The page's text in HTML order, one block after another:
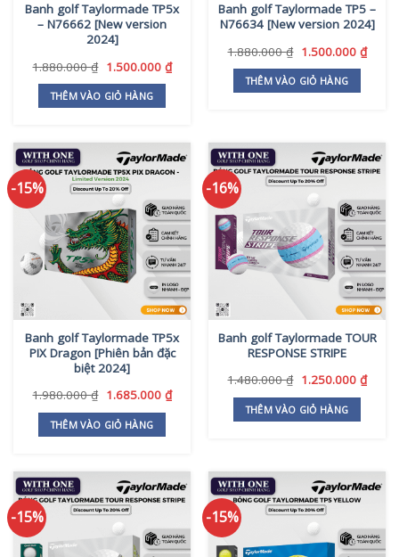
Banh golf Taylormade TP5x
– N76662 [New version
2024]
1.880.000₫ Giá
là:
1.880.000 ₫.
1.500.000 ₫Giá
THÊM VÀO GIỎ HÀNG
Banh golf Taylormade TP5 –
N76634 [New version 2024]
1.880.000₫ Giá
là:
1.880.000 ₫.
1.500.000 ₫Giá
THÊM VÀO GIỎ HÀNG
-15%
Banh golf Taylormade TP5x
PIX Dragon [Phiên bản đặc
biệt 2024]
1.980.000₫ Giá
là:
1.980.000 ₫.
1.685.000 ₫Giá
THÊM VÀO GIỎ HÀNG
-16%
Banh golf Taylormade TOUR
RESPONSE STRIPE
1.480.000₫ Giá
là:
1.480.000 ₫.
1.250.000 ₫Giá
THÊM VÀO GIỎ HÀNG
-15% -15%